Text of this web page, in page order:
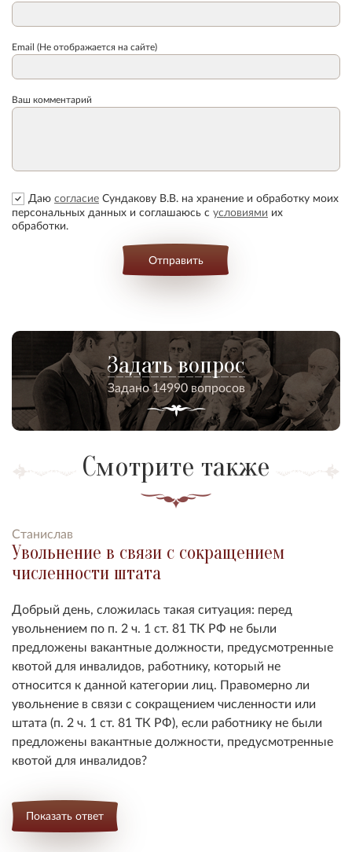
Email (Не отображается на сайте)
Ваш комментарий
Даю согласие Сундакову В.В. на хранение и обработку моих
персональных данных и соглашаюсь с условиями их
обработки.
Отправить
Задать вопрос
Задано 14990 вопросов
Смотрите также
Станислав
Увольнение в связи с сокращением
численности штата
Добрый день, сложилась такая ситуация: перед
увольнением по п. 2 ч. 1 ст. 81 ТК РФ не были
предложены вакантные должности, предусмотренные
квотой для инвалидов, работнику, который не
относится к данной категории лиц. Правомерно ли
увольнение в связи с сокращением численности или
штата (п. 2 ч. 1 ст. 81 ТК РФ), если работнику не были
предложены вакантные должности, предусмотренные
квотой для инвалидов?
Показать ответ